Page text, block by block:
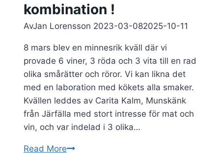
kombination !
AvJan Lorensson 2023-03-082025-10-11
8 mars blev en minnesrik kväll där vi
provade 6 viner, 3 röda och 3 vita till en rad
olika smårätter och röror. Vi kan likna det
med en laboration med kökets alla smaker.
Kvällen leddes av Carita Kalm, Munskänk
från Järfälla med stort intresse för mat och
vin, och var indelad i 3 olika…
Read MoreSmaker